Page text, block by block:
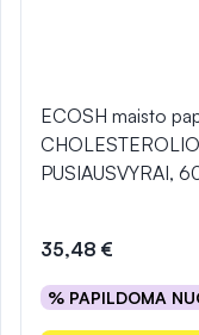
ECOSH maisto
PUSIAUSVYRAI,
35,48 €
% PAPILDOMA